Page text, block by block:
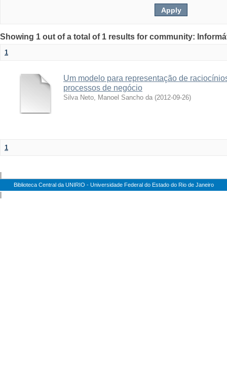
Showing 1 out of a total of 1 results for community:
1
Um modelo para representação de
processos de negócio
Silva Neto, Manoel Sancho da (2012-09-26)
1
Biblioteca Central da UNIRIO - Universidade Federal do Estado do Rio de Janeiro